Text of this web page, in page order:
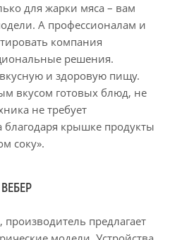
для жарки мяса – вам
А профессионалам и
компания
решения.
и здоровую пищу.
вкусом готовых блюд, не
не требует
благодаря крышке продукты
соку».
предлагает